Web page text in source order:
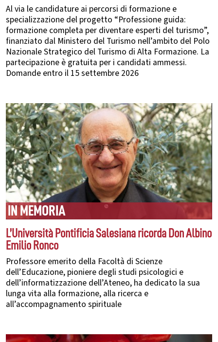
Al via le candidature ai percorsi di formazione e
specializzazione del progetto “Professione guida:
formazione completa per diventare esperti del turismo”,
finanziato dal Ministero del Turismo nell’ambito del Polo
Nazionale Strategico del Turismo di Alta Formazione. La
partecipazione è gratuita per i candidati ammessi.
Domande entro il 15 settembre 2026
IN MEMORIA
L’Università Pontificia Salesiana ricorda Don Albino
Emilio Ronco
Professore emerito della Facoltà di Scienze
dell’Educazione, pioniere degli studi psicologici e
dell’informatizzazione dell’Ateneo, ha dedicato la sua
lunga vita alla formazione, alla ricerca e
all’accompagnamento spirituale